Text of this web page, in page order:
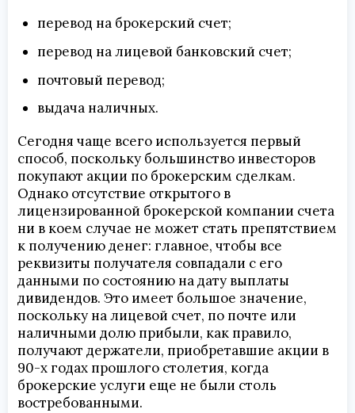
перевод на брокерский счет;
перевод на лицевой банковский счет;
почтовый перевод;
выдача наличных.
Сегодня чаще всего используется первый
способ, поскольку большинство инвесторов
покупают акции по брокерским сделкам.
Однако отсутствие открытого в
лицензированной брокерской компании счета
ни в коем случае не может стать препятствием
к получению денег: главное, чтобы все
реквизиты получателя совпадали с его
данными по состоянию на дату выплаты
дивидендов. Это имеет большое значение,
поскольку на лицевой счет, по почте или
наличными долю прибыли, как правило,
получают держатели, приобретавшие акции в
90-х годах прошлого столетия, когда
брокерские услуги еще не были столь
востребованными.